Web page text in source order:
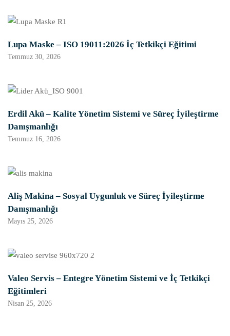
Lupa Maske – ISO 19011:2026 İç Tetkikçi Eğitimi
Temmuz 30, 2026
Erdil Akü – Kalite Yönetim Sistemi ve Süreç İyileştirme
Danışmanlığı
Temmuz 16, 2026
Aliş Makina – Sosyal Uygunluk ve Süreç İyileştirme
Danışmanlığı
Mayıs 25, 2026
Valeo Servis – Entegre Yönetim Sistemi ve İç Tetkikçi
Eğitimleri
Nisan 25, 2026